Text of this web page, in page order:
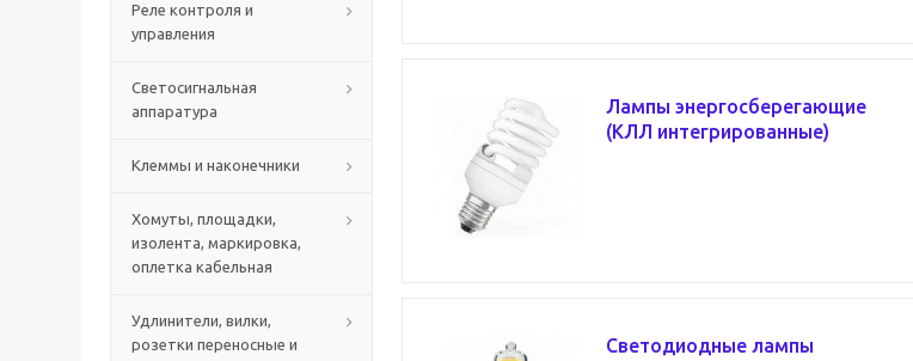
Реле контроля и
управления
Светосигнальная
аппаратура
Клеммы и наконечники
Хомуты, площадки,
изолента, маркировка,
оплетка кабельная
Удлинители, вилки,
розетки переносные и
Лампы энергосберегающие
(КЛЛ интегрированные)
Светодиодные лампы